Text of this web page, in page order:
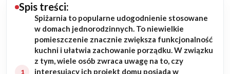
Budowa domu
Rezydencje
Spis treści:
Spiżarnia to popularne udogodnienie stosowane
w domach jednorodzinnych. To niewielkie
pomieszczenie znacznie zwiększa funkcjonalność
kuchni i ułatwia zachowanie porządku. W związku
z tym, wiele osób zwraca uwagę na to, czy
interesujący ich projekt domu posiada w